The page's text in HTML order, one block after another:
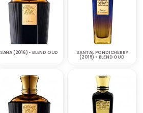
SANA (2016) • BLEND OUD SANTAL PONDICHERRY
(2019) • BLEND OUD